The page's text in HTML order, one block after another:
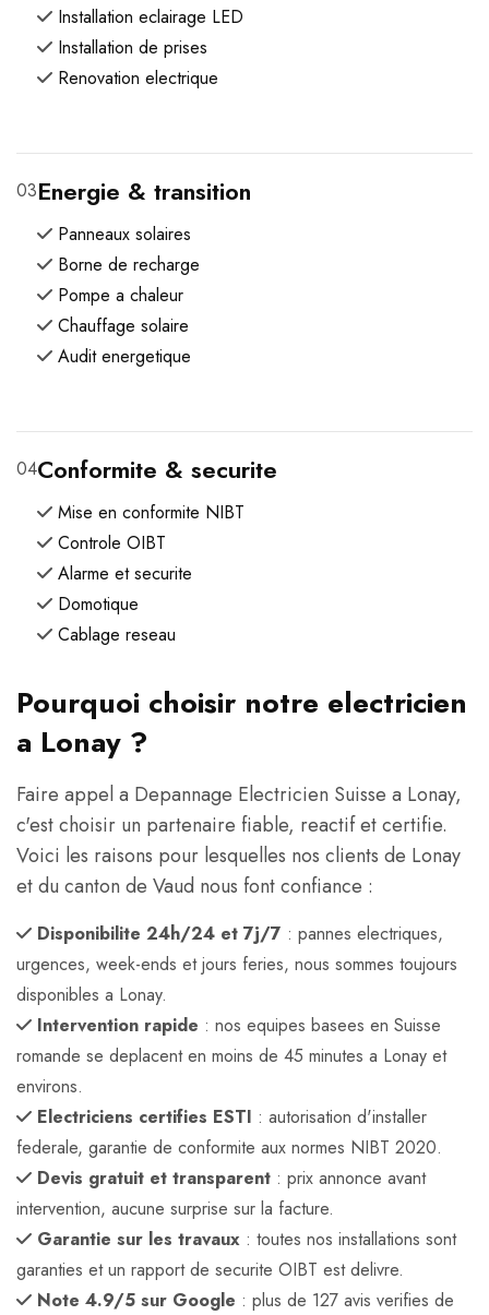
Installation eclairage LED
Installation de prises
Renovation electrique
03Energie & transition
Panneaux solaires
Borne de recharge
Pompe a chaleur
Chauffage solaire
Audit energetique
04Conformite & securite
Mise en conformite NIBT
Controle OIBT
Alarme et securite
Domotique
Cablage reseau
Pourquoi choisir notre electricien
a Lonay ?
Faire appel a Depannage Electricien Suisse a Lonay,
c'est choisir un partenaire fiable, reactif et certifie.
Voici les raisons pour lesquelles nos clients de Lonay
et du canton de Vaud nous font confiance :
Disponibilite 24h/24 et 7j/7 : pannes electriques,
urgences, week-ends et jours feries, nous sommes toujours
disponibles a Lonay.
Intervention rapide : nos equipes basees en Suisse
romande se deplacent en moins de 45 minutes a Lonay et
environs.
Electriciens certifies ESTI : autorisation d'installer
federale, garantie de conformite aux normes NIBT 2020.
Devis gratuit et transparent : prix annonce avant
intervention, aucune surprise sur la facture.
Garantie sur les travaux : toutes nos installations sont
garanties et un rapport de securite OIBT est delivre.
Note 4.9/5 sur Google : plus de 127 avis verifies de